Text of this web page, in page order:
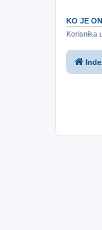
KO JE
Korisnika